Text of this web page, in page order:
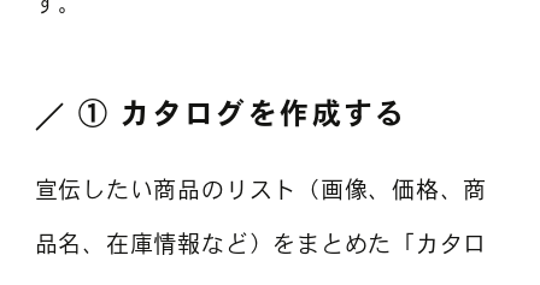
① カタログを作成する
宣伝したい商品のリスト（画像、価格、商
品名、在庫情報など）をまとめた「カタロ